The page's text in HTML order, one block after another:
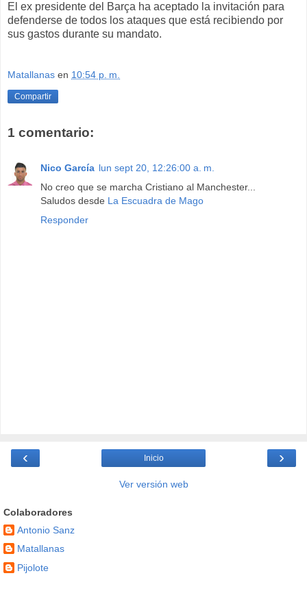
El ex presidente del Barça ha aceptado la invitación para
defenderse de todos los ataques que está recibiendo por
sus gastos durante su mandato.
Matallanas en 10:54 p. m.
Compartir
1 comentario:
Nico García lun sept 20, 12:26:00 a. m.
No creo que se marcha Cristiano al Manchester...
Saludos desde La Escuadra de Mago
Responder
‹ ›
Inicio
Ver versión web
Colaboradores
Antonio Sanz
Matallanas
Pijolote